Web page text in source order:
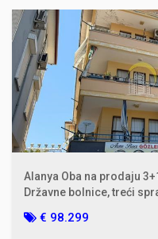
Alanya Oba na prodaju
Državne bolnice, treći
€ 98.299